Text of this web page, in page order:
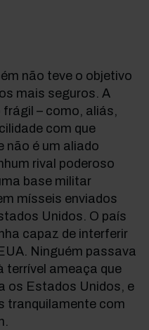
não teve o objetivo
mais seguros. A
– como, aliás,
com que
não é um aliado
rival poderoso
base militar
mísseis enviados
Unidos. O país
capaz de interferir
Ninguém passava
terrível ameaça que
os Estados Unidos, e
tranquilamente com